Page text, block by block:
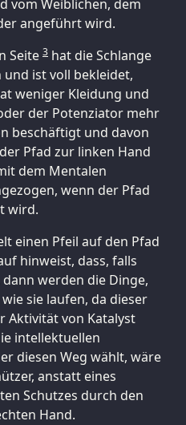
vom Weiblichen, dem
angeführt wird.
Seite 3 hat die Schlange
ist voll bekleidet,
weniger Kleidung und
der Potenziator mehr
beschäftigt und davon
Pfad zur linken Hand
dem Mentalen
wenn der Pfad
wird.
einen Pfeil auf den Pfad
hinweist, dass, falls
werden die Dinge,
sie laufen, da dieser
Aktivität von Katalyst
intellektuellen
diesen Weg wählt, wäre
anstatt eines
Schutzes durch den
Hand.